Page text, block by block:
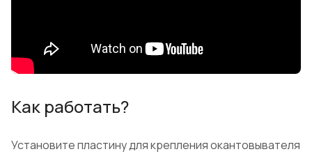
Как работать?
Установите пластину для крепления окантовывателя